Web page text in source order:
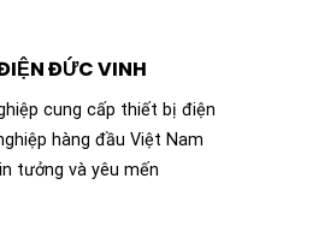
ĐỨC VINH
cung cấp thiết bị điện
hàng đầu Việt Nam
tưởng và yêu mến